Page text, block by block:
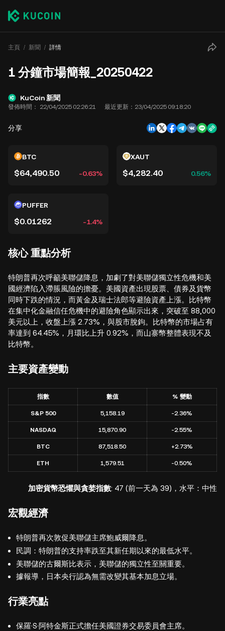
主頁 新聞 詳情
1 分鐘市場簡報_20250422
KuCoin 新聞
發佈時間： 22/04/2025 02:26:21 最近更新： 23/04/2025 09:18:20
分享
BTC
$64,490.50 -0.63%
XAUT
$4,282.40 0.56%
PUFFER
$0.01262 -1.4%
核心重點分析
特朗普再次呼籲美聯儲降息，加劇了對美聯儲獨立性危機和美
國經濟陷入滯脹風險的擔憂。美國資產出現股票、債券及貨幣
同時下跌的情況，而黃金及瑞士法郎等避險資產上漲。比特幣
在集中化金融信任危機中的避險角色顯示出來，突破至 88,000
美元以上，收盤上漲 2.73%，與股市脫鉤。比特幣的市場占有
率達到 64.45%，月環比上升 0.92%，而山寨幣整體表現不及
比特幣。
主要資產變動
指數 數值 % 變動
S&P 500 5,158.19 -2.36%
NASDAQ 15,870.90 -2.55%
BTC 87,518.50 +2.73%
ETH 1,579.51 -0.50%
加密貨幣恐懼與貪婪指數: 47 (前一天為 39)，水平：中性
宏觀經濟
特朗普再次敦促美聯儲主席鮑威爾降息。
民調：特朗普的支持率跌至其新任期以來的最低水平。
美聯儲的古爾斯比表示，美聯儲的獨立性至關重要。
據報導，日本央行認為無需改變其基本加息立場。
行業亮點
保羅·S·阿特金斯正式擔任美國證券交易委員會主席。